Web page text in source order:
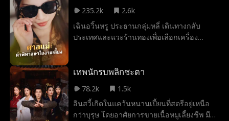
ตอนขึ้นของ แม้จะสงสัยแต่เพื่อหาเงินเลี้ยง
ครอบครัวเธอจึงยอมทนขับรถต่อไป จนกระทั่ง
วันหนึ่ง เธอได้ยินเสียงผู้หญิงแปลกๆ ดังมาจากตู้
235.2k
2.6k
เฉินอวิ้นหรู ประธานกลุ่มหลี่ เดินทางกลับ
ประเทศและแวะร้านทองเพื่อเลือกเครื่อง
และแย่งกำไลต่อหน้าทุกคน ไม่เพียงเท่านั้น
คือ “นายหญิงของกลุ่มหลี่” ในวินาทีนั้น เฉินอ
วิ้นหรูจึงรู้ความจริง— ลูกชายของเธอนอกใจ
ไปแล้ว และยังคิดจะใช้เลี้ยงต้อนรับการกลับ
เทพนักรบพลิกชะตา
78.2k
1.5k
อินสวี้เกิดในแคว้นหนานเปี้ยนที่สตรีอยู่เหนือ
กว่าบุรุษ โดยอาศัยการขายเนื้อหมูเลี้ยงชีพ มี